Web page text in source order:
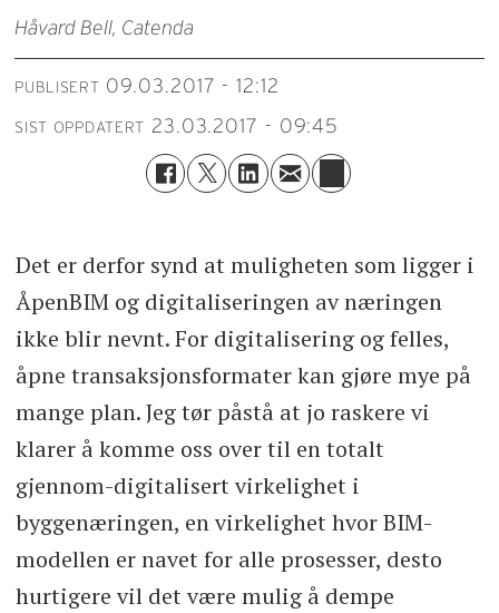
Håvard Bell, Catenda
PUBLISERT 09.03.2017 - 12:12
SIST OPPDATERT 23.03.2017 - 09:45
Det er derfor synd at muligheten som ligger i
ÅpenBIM og digitaliseringen av næringen
ikke blir nevnt. For digitalisering og felles,
åpne transaksjonsformater kan gjøre mye på
mange plan. Jeg tør påstå at jo raskere vi
klarer å komme oss over til en totalt
gjennom-digitalisert virkelighet i
byggenæringen, en virkelighet hvor BIM-
modellen er navet for alle prosesser, desto
hurtigere vil det være mulig å dempe